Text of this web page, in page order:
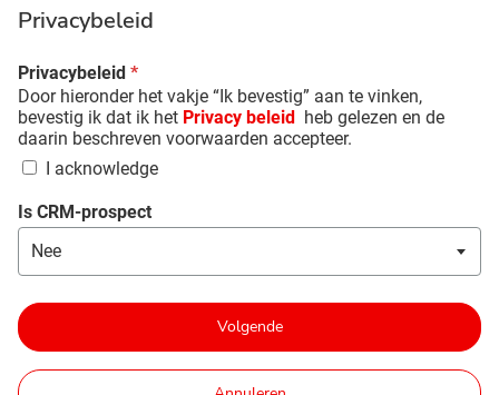
Privacybeleid
Privacybeleid *
Door hieronder het vakje “Ik bevestig” aan te vinken,
bevestig ik dat ik het Privacy beleid heb gelezen en de
daarin beschreven voorwaarden accepteer.
I acknowledge
Is CRM-prospect
Volgende